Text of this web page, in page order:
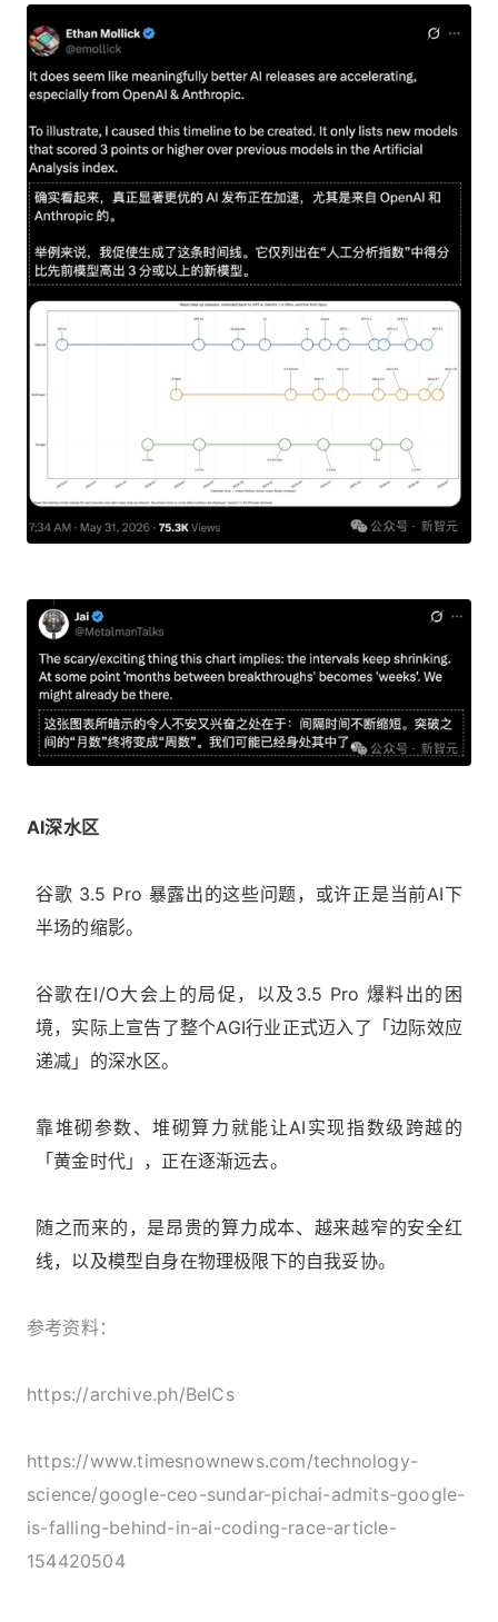
AI深水区
谷歌 3.5 Pro 暴露出的这些问题，或许正是当前AI下
半场的缩影。
谷歌在I/O大会上的局促，以及3.5 Pro 爆料出的困
境，实际上宣告了整个AGI行业正式迈入了「边际效应
递减」的深水区。
靠堆砌参数、堆砌算力就能让AI实现指数级跨越的
「黄金时代」，正在逐渐远去。
随之而来的，是昂贵的算力成本、越来越窄的安全红
线，以及模型自身在物理极限下的自我妥协。
参考资料：
https://archive.ph/BeICs
https://www.timesnownews.com/technology-
science/google-ceo-sundar-pichai-admits-google-
is-falling-behind-in-ai-coding-race-article-
154420504